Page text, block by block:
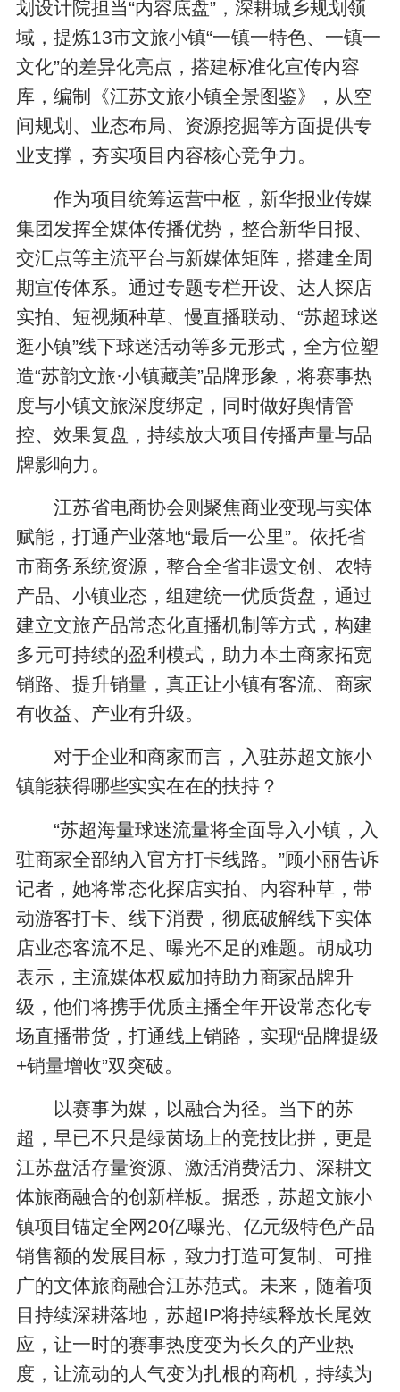
划设计院担当“内容底盘”，深耕城乡规划领
域，提炼13市文旅小镇“一镇一特色、一镇一
文化”的差异化亮点，搭建标准化宣传内容
库，编制《江苏文旅小镇全景图鉴》，从空
间规划、业态布局、资源挖掘等方面提供专
业支撑，夯实项目内容核心竞争力。
作为项目统筹运营中枢，新华报业传媒
集团发挥全媒体传播优势，整合新华日报、
交汇点等主流平台与新媒体矩阵，搭建全周
期宣传体系。通过专题专栏开设、达人探店
实拍、短视频种草、慢直播联动、“苏超球迷
逛小镇”线下球迷活动等多元形式，全方位塑
造“苏韵文旅·小镇藏美”品牌形象，将赛事热
度与小镇文旅深度绑定，同时做好舆情管
控、效果复盘，持续放大项目传播声量与品
牌影响力。
江苏省电商协会则聚焦商业变现与实体
赋能，打通产业落地“最后一公里”。依托省
市商务系统资源，整合全省非遗文创、农特
产品、小镇业态，组建统一优质货盘，通过
建立文旅产品常态化直播机制等方式，构建
多元可持续的盈利模式，助力本土商家拓宽
销路、提升销量，真正让小镇有客流、商家
有收益、产业有升级。
对于企业和商家而言，入驻苏超文旅小
镇能获得哪些实实在在的扶持？
“苏超海量球迷流量将全面导入小镇，入
驻商家全部纳入官方打卡线路。”顾小丽告诉
记者，她将常态化探店实拍、内容种草，带
动游客打卡、线下消费，彻底破解线下实体
店业态客流不足、曝光不足的难题。胡成功
表示，主流媒体权威加持助力商家品牌升
级，他们将携手优质主播全年开设常态化专
场直播带货，打通线上销路，实现“品牌提级
+销量增收”双突破。
以赛事为媒，以融合为径。当下的苏
超，早已不只是绿茵场上的竞技比拼，更是
江苏盘活存量资源、激活消费活力、深耕文
体旅商融合的创新样板。据悉，苏超文旅小
镇项目锚定全网20亿曝光、亿元级特色产品
销售额的发展目标，致力打造可复制、可推
广的文体旅商融合江苏范式。未来，随着项
目持续深耕落地，苏超IP将持续释放长尾效
应，让一时的赛事热度变为长久的产业热
度，让流动的人气变为扎根的商机，持续为